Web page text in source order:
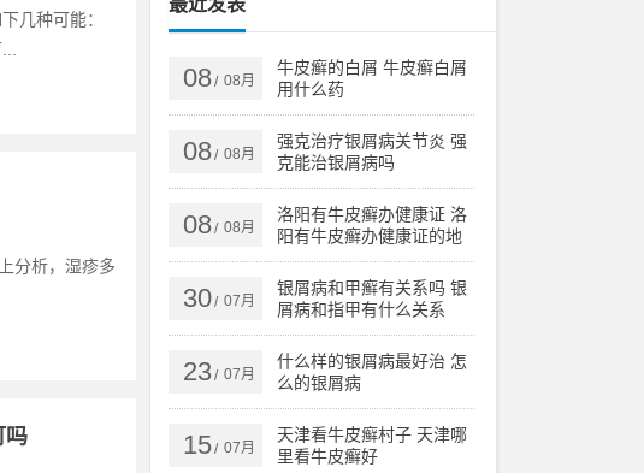
几种可能：
分析，湿疹多
吗
最近发表
08/ 08月
牛皮癣的白屑 牛皮癣白屑
用什么药
08/ 08月
强克治疗银屑病关节炎 强
克能治银屑病吗
08/ 08月
洛阳有牛皮癣办健康证 洛
阳有牛皮癣办健康证的地
方吗
30/ 07月
银屑病和甲癣有关系吗 银
屑病和指甲有什么关系
23/ 07月
什么样的银屑病最好治 怎
么的银屑病
15/ 07月
天津看牛皮癣村子 天津哪
里看牛皮癣好